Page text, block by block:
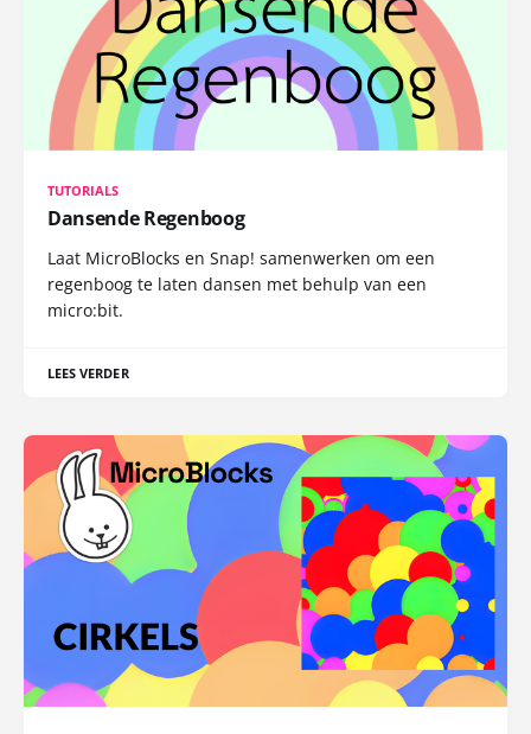
TUTORIALS
Dansende Regenboog
Laat MicroBlocks en Snap! samenwerken om een
regenboog te laten dansen met behulp van een
micro:bit.
LEES VERDER